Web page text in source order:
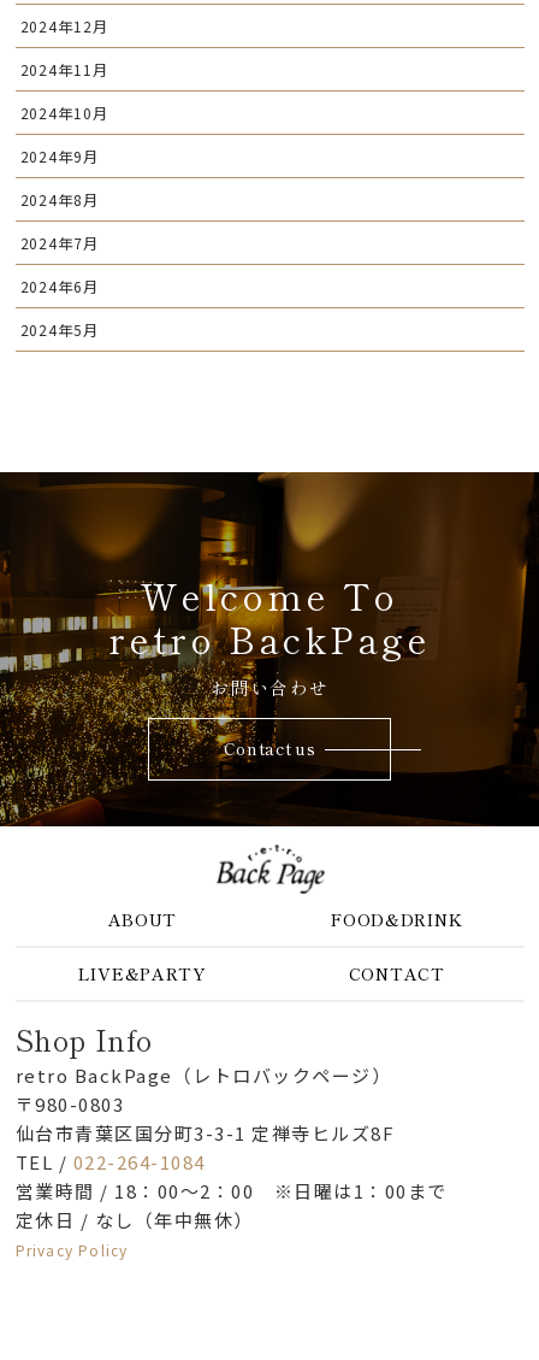
2024年12月
2024年11月
2024年10月
2024年9月
2024年8月
2024年7月
2024年6月
2024年5月
Welcome To
retro BackPage
お問い合わせ
Contact us
ABOUT FOOD&DRINK
LIVE&PARTY CONTACT
Shop Info
retro BackPage（レトロバックページ）
〒980-0803
仙台市青葉区国分町3-3-1 定禅寺ヒルズ8F
TEL / 022-264-1084
営業時間 / 18：00～2：00 ※日曜は1：00まで
定休日 / なし（年中無休）
Privacy Policy